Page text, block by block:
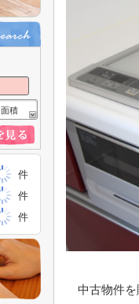
中古物件
面積
件
件
件